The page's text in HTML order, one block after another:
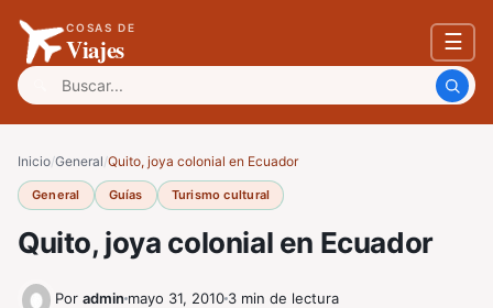
COSAS DE
Viajes ☰
Buscar:
Inicio/General/Quito, joya colonial en Ecuador
General Guías Turismo cultural
Quito, joya colonial en Ecuador
Por admin mayo 31, 2010 3 min de lectura